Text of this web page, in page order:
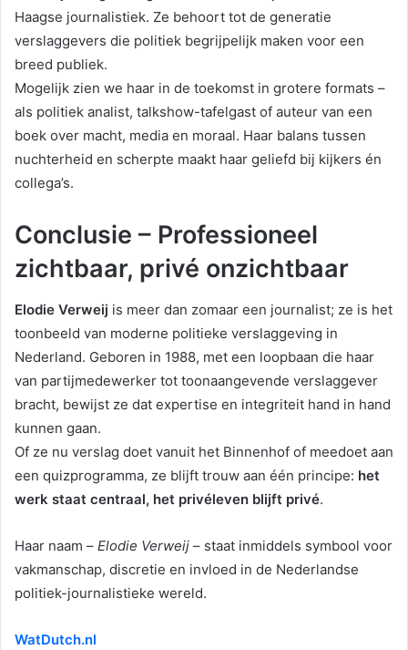
Haagse journalistiek. Ze behoort tot de generatie
verslaggevers die politiek begrijpelijk maken voor een
breed publiek.
Mogelijk zien we haar in de toekomst in grotere formats –
als politiek analist, talkshow-tafelgast of auteur van een
boek over macht, media en moraal. Haar balans tussen
nuchterheid en scherpte maakt haar geliefd bij kijkers én
collega’s.
Conclusie – Professioneel
zichtbaar, privé onzichtbaar
Elodie Verweij is meer dan zomaar een journalist; ze is het
toonbeeld van moderne politieke verslaggeving in
Nederland. Geboren in 1988, met een loopbaan die haar
van partijmedewerker tot toonaangevende verslaggever
bracht, bewijst ze dat expertise en integriteit hand in hand
kunnen gaan.
Of ze nu verslag doet vanuit het Binnenhof of meedoet aan
een quizprogramma, ze blijft trouw aan één principe: het
werk staat centraal, het privéleven blijft privé.
Haar naam – Elodie Verweij – staat inmiddels symbool voor
vakmanschap, discretie en invloed in de Nederlandse
politiek-journalistieke wereld.
WatDutch.nl